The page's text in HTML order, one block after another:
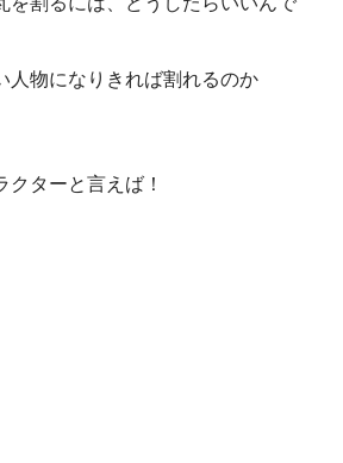
人物になりきれば割れるのか
クターと言えば！